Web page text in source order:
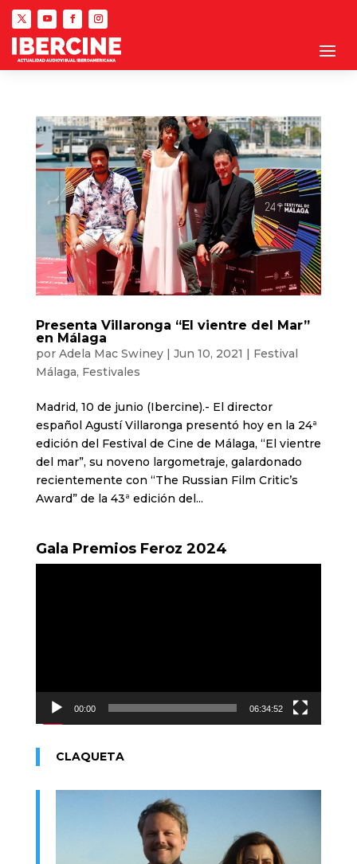
Presenta Villaronga “El vientre del Mar”
en Málaga
por Adela Mac Swiney| Jun 10, 2021 | Festival
Málaga, Festivales
Madrid, 10 de junio (Ibercine).- El director
español Agustí Villaronga presentó hoy en la 24ª
edición del Festival de Cine de Málaga, “El vientre
del mar”, su noveno largometraje, galardonado
recientemente con “The Russian Film Critic’s
Award” de la 43ª edición del...
Gala Premios Feroz 2024
00:00 06:34:52
CLAQUETA